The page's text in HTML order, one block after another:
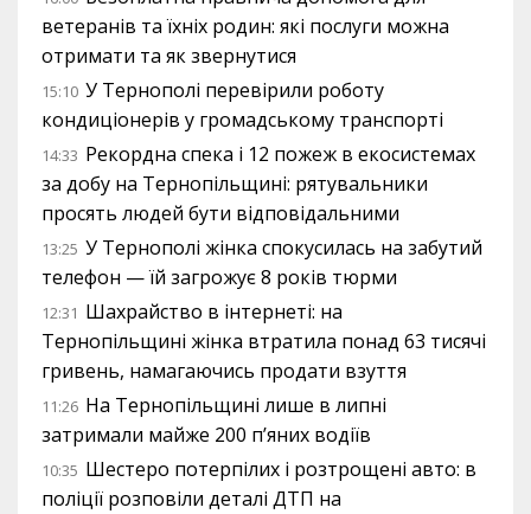
ветеранів та їхніх родин: які послуги можна
отримати та як звернутися
15:10 У Тернополі перевірили роботу
кондиціонерів у громадському транспорті
14:33 Рекордна спека і 12 пожеж в екосистемах
за добу на Тернопільщині: рятувальники
просять людей бути відповідальними
13:25 У Тернополі жінка спокусилась на забутий
телефон — їй загрожує 8 років тюрми
12:31 Шахрайство в інтернеті: на
Тернопільщині жінка втратила понад 63 тисячі
гривень, намагаючись продати взуття
11:26 На Тернопільщині лише в липні
затримали майже 200 п’яних водіїв
10:35 Шестеро потерпілих і розтрощені авто: в
поліції розповіли деталі ДТП на